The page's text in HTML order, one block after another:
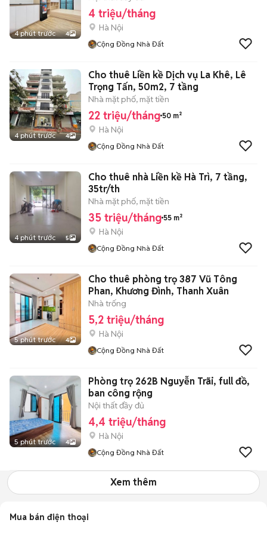
4 phút trước 4
4 triệu/tháng
Hà Nội
Cộng Đồng Nhà Đất
4 phút trước 4
Cho thuê Liền kề Dịch vụ La Khê, Lê
Trọng Tấn, 50m2, 7 tầng
Nhà mặt phố, mặt tiền
22 triệu/tháng 50 m²
Hà Nội
Cộng Đồng Nhà Đất
4 phút trước 5
Cho thuê nhà Liền kề Hà Trì, 7 tầng,
35tr/th
Nhà mặt phố, mặt tiền
35 triệu/tháng 55 m²
Hà Nội
Cộng Đồng Nhà Đất
5 phút trước 4
Cho thuê phòng trọ 387 Vũ Tông
Phan, Khương Đình, Thanh Xuân
Nhà trống
5,2 triệu/tháng
Hà Nội
Cộng Đồng Nhà Đất
5 phút trước 4
Phòng trọ 262B Nguyễn Trãi, full đồ,
ban công rộng
Nội thất đầy đủ
4,4 triệu/tháng
Hà Nội
Cộng Đồng Nhà Đất
Xem thêm
Mua bán điện thoại